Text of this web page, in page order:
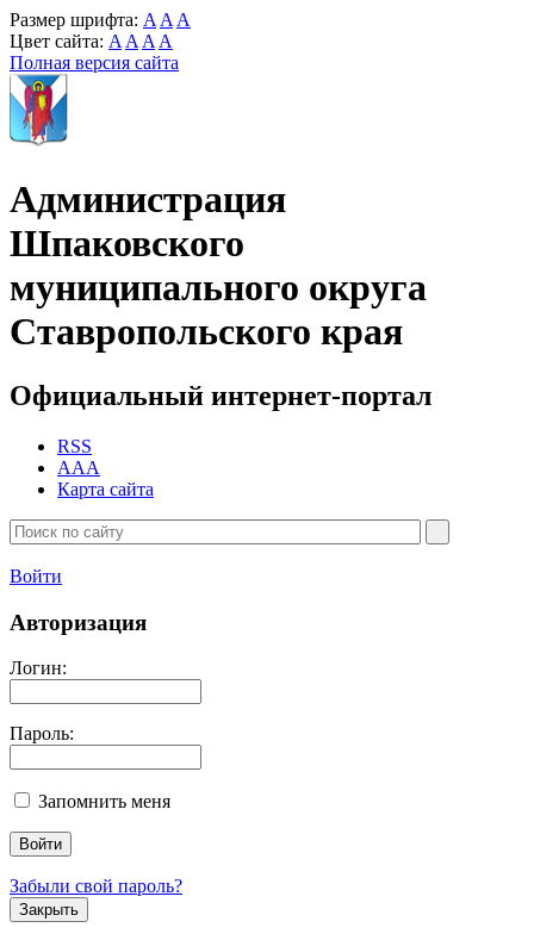
Размер шрифта: A A A
Цвет сайта: A A A A
Полная версия сайта
Администрация
Шпаковского
муниципального округа
Ставропольского края
Официальный интернет-портал
RSS
AAA
Карта сайта
Войти
Авторизация
Логин:
Пароль:
Запомнить меня
Забыли свой пароль?
Закрыть